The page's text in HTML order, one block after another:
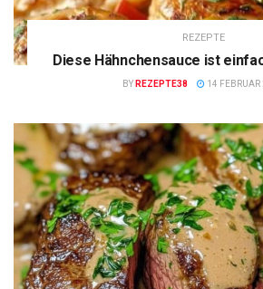
REZEPTE
Diese Hähnchensauce ist
BY REZEPTE38 14